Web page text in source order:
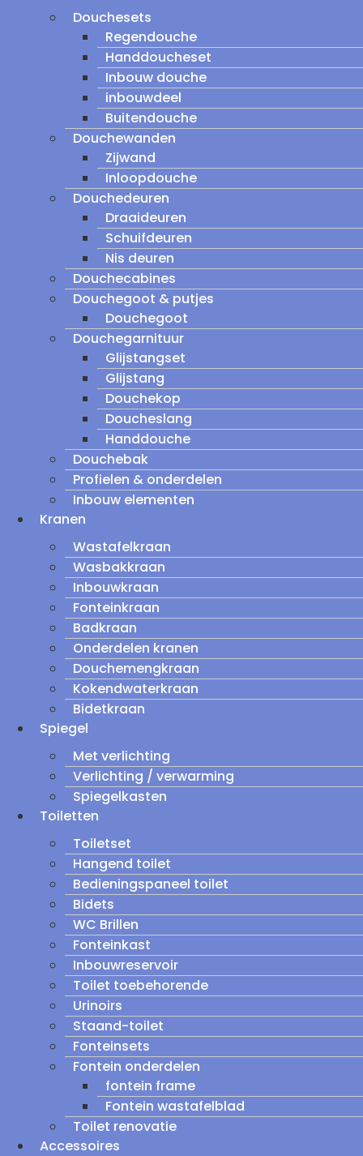
Douchesets
Regendouche
Handdoucheset
Inbouw douche
inbouwdeel
Buitendouche
Douchewanden
Zijwand
Inloopdouche
Douchedeuren
Draaideuren
Schuifdeuren
Nis deuren
Douchecabines
Douchegoot & putjes
Douchegoot
Douchegarnituur
Glijstangset
Glijstang
Douchekop
Doucheslang
Handdouche
Douchebak
Profielen & onderdelen
Inbouw elementen
Kranen
Wastafelkraan
Wasbakkraan
Inbouwkraan
Fonteinkraan
Badkraan
Onderdelen kranen
Douchemengkraan
Kokendwaterkraan
Bidetkraan
Spiegel
Met verlichting
Verlichting / verwarming
Spiegelkasten
Toiletten
Toiletset
Hangend toilet
Bedieningspaneel toilet
Bidets
WC Brillen
Fonteinkast
Inbouwreservoir
Toilet toebehorende
Urinoirs
Staand-toilet
Fonteinsets
Fontein onderdelen
fontein frame
Fontein wastafelblad
Toilet renovatie
Accessoires